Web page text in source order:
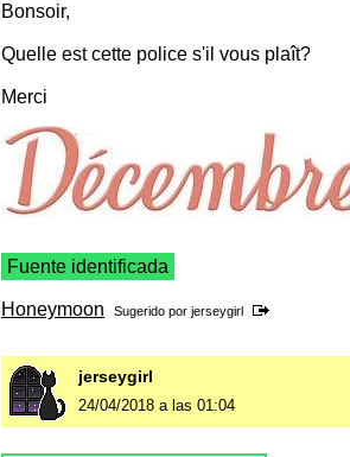
Bonsoir,
Quelle est cette police s'il vous plaît?
Merci
Fuente identificada
Honeymoon Sugerido por jerseygirl
jerseygirl
24/04/2018 a las 01:04